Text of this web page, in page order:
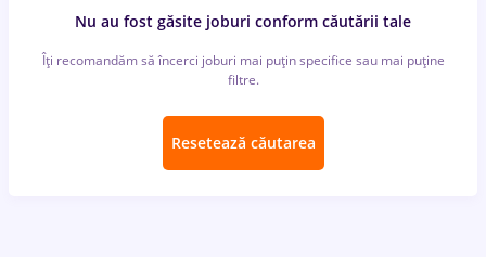
Nu au fost găsite joburi conform căutării tale
Îți recomandăm să încerci joburi mai puțin specifice sau mai puține
filtre.
Resetează căutarea